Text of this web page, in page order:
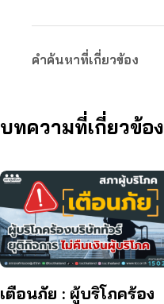
คำค้นหาที่เกี่ยวข้อง
บทความที่เกี่ยวข้อง
เตือนภัย : ผู้บริโภคร้อง